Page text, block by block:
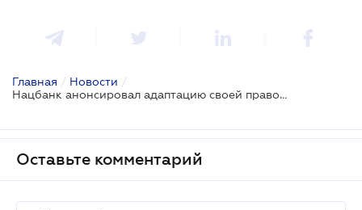
Главная / Новости /
Нацбанк анонсировал адаптацию своей правовой базы к изменениям в законодательстве
Оставьте комментарий